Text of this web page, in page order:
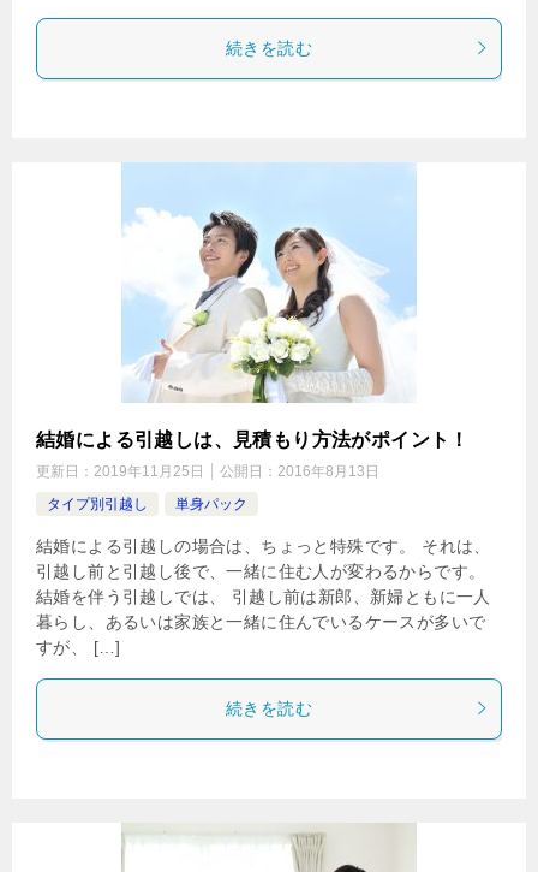
続きを読む
結婚による引越しは、見積もり方法がポイント！
更新日： 2019年11月25日 公開日： 2016年8月13日
タイプ別引越し
単身パック
結婚による引越しの場合は、ちょっと特殊です。 それは、
引越し前と引越し後で、一緒に住む人が変わるからです。
結婚を伴う引越しでは、 引越し前は新郎、新婦ともに一人
暮らし、あるいは家族と一緒に住んでいるケースが多いで
すが、 […]
続きを読む